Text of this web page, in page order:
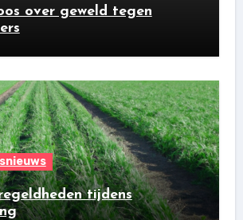
over geweld tegen
tijdens